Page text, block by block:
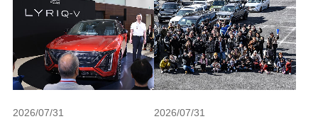
2026/07/31 2026/07/31